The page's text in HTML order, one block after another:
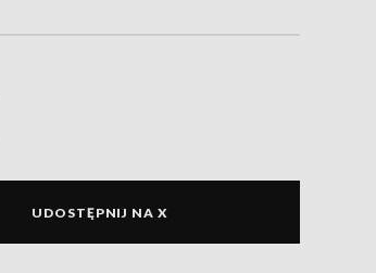
UDOSTĘPNIJ NA X